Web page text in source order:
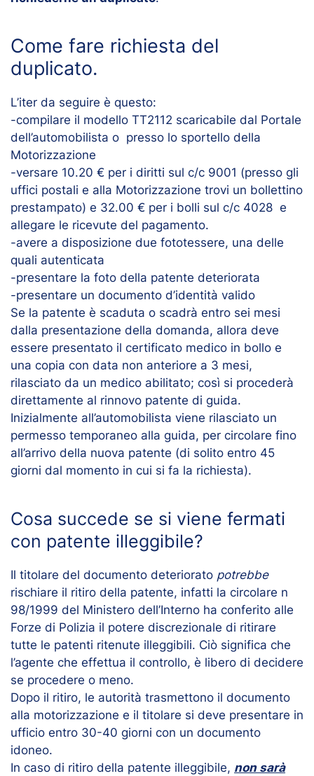
Come fare richiesta del
duplicato.
L’iter da seguire è questo:
-compilare il modello TT2112 scaricabile dal Portale
dell’automobilista o presso lo sportello della
Motorizzazione
-versare 10.20 € per i diritti sul c/c 9001 (presso gli
uffici postali e alla Motorizzazione trovi un bollettino
prestampato) e 32.00 € per i bolli sul c/c 4028 e
allegare le ricevute del pagamento.
-avere a disposizione due fototessere, una delle
quali autenticata
-presentare la foto della patente deteriorata
-presentare un documento d’identità valido
Se la patente è scaduta o scadrà entro sei mesi
dalla presentazione della domanda, allora deve
essere presentato il certificato medico in bollo e
una copia con data non anteriore a 3 mesi,
rilasciato da un medico abilitato; così si procederà
direttamente al rinnovo patente di guida.
Inizialmente all’automobilista viene rilasciato un
permesso temporaneo alla guida, per circolare fino
all’arrivo della nuova patente (di solito entro 45
giorni dal momento in cui si fa la richiesta).
Cosa succede se si viene fermati
con patente illeggibile?
Il titolare del documento deteriorato potrebbe
rischiare il ritiro della patente, infatti la circolare n
98/1999 del Ministero dell’Interno ha conferito alle
Forze di Polizia il potere discrezionale di ritirare
tutte le patenti ritenute illeggibili. Ciò significa che
l’agente che effettua il controllo, è libero di decidere
se procedere o meno.
Dopo il ritiro, le autorità trasmettono il documento
alla motorizzazione e il titolare si deve presentare in
ufficio entro 30-40 giorni con un documento
idoneo.
In caso di ritiro della patente illeggibile, non sarà